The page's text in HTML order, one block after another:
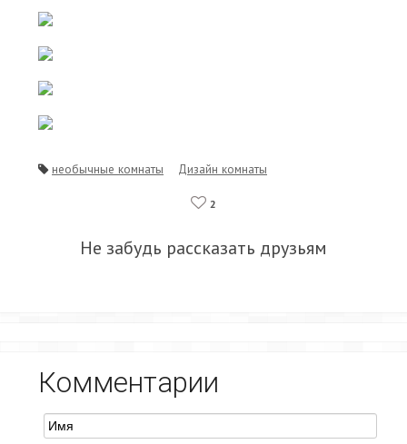
необычные комнаты Дизайн комнаты
2
Не забудь рассказать друзьям
Комментарии